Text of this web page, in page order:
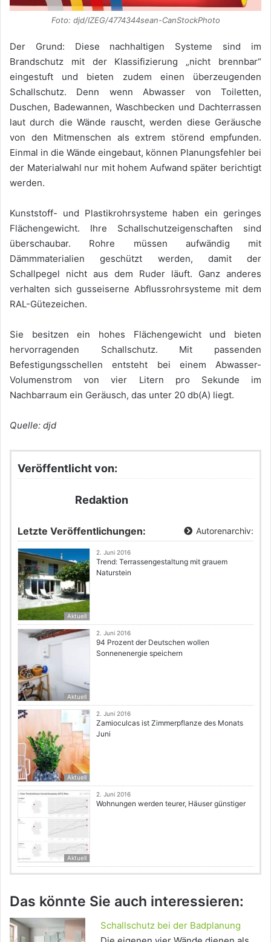
Foto: djd/IZEG/4774344sean-CanStockPhoto
Der Grund: Diese nachhaltigen Systeme sind im
Brandschutz mit der Klassifizierung „nicht brennbar“
eingestuft und bieten zudem einen überzeugenden
Schallschutz. Denn wenn Abwasser von Toiletten,
Duschen, Badewannen, Waschbecken und Dachterrassen
laut durch die Wände rauscht, werden diese Geräusche
von den Mitmenschen als extrem störend empfunden.
Einmal in die Wände eingebaut, können Planungsfehler bei
der Materialwahl nur mit hohem Aufwand später berichtigt
werden.
Kunststoff- und Plastikrohrsysteme haben ein geringes
Flächengewicht. Ihre Schallschutzeigenschaften sind
überschaubar. Rohre müssen aufwändig mit
Dämmmaterialien geschützt werden, damit der
Schallpegel nicht aus dem Ruder läuft. Ganz anderes
verhalten sich gusseiserne Abflussrohrsysteme mit dem
RAL-Gütezeichen.
Sie besitzen ein hohes Flächengewicht und bieten
hervorragenden Schallschutz. Mit passenden
Befestigungsschellen entsteht bei einem Abwasser-
Volumenstrom von vier Litern pro Sekunde im
Nachbarraum ein Geräusch, das unter 20 db(A) liegt.
Quelle: djd
Veröffentlicht von:
Redaktion
Letzte Veröffentlichungen: Autorenarchiv:
Aktuell
2. Juni 2016
Trend: Terrassengestaltung mit grauem
Naturstein
Aktuell
2. Juni 2016
94 Prozent der Deutschen wollen
Sonnenenergie speichern
Aktuell
2. Juni 2016
Zamioculcas ist Zimmerpflanze des Monats
Juni
Aktuell
2. Juni 2016
Wohnungen werden teurer, Häuser günstiger
Das könnte Sie auch interessieren:
Schallschutz bei der Badplanung